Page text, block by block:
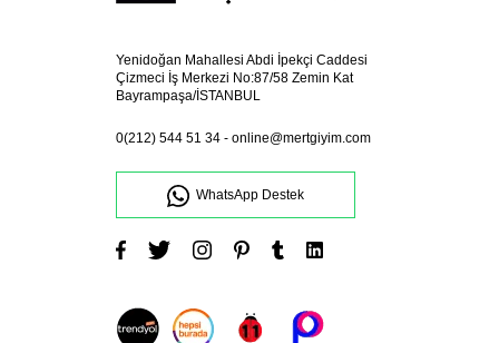
Yenidoğan Mahallesi Abdi İpekçi Caddesi
Çizmeci İş Merkezi No:87/58 Zemin Kat
Bayrampaşa/İSTANBUL
0(212) 544 51 34 - online@mertgiyim.com
WhatsApp Destek